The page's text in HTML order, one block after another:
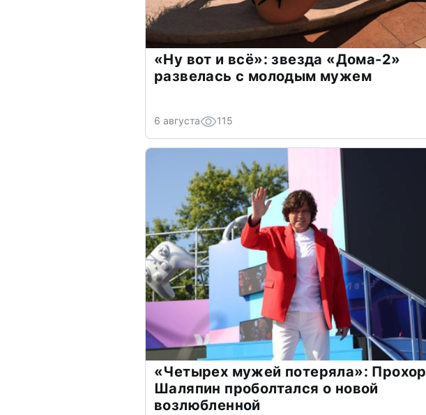
«Ну вот и всё»: звезда «Дома-2»
развелась с молодым мужем
6 августа 115
«Четырех мужей потеряла»: Прохор
Шаляпин проболтался о новой
возлюбленной